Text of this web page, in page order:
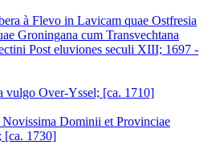
à Flevo in Lavicam quae Ostfresia
Groningana cum Transvechtana
Post eluviones seculi XIII; 1697 -
vulgo Over-Yssel; [ca. 1710]
Novissima Dominii et Provinciae
[ca. 1730]